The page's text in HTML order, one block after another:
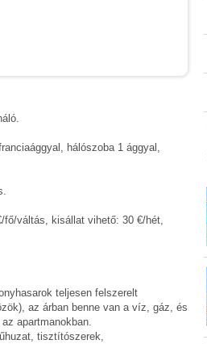
hálószoba 1 ággyal,
fő/váltás, kisállat vihető: 30 €/hét,
teljesen felszerelt
az árban benne van a víz, gáz, és
apartmanokban.
tisztítószerek,